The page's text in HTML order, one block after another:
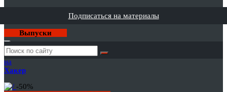
Подписаться на материалы
Выпуски
Годовая
подписка
на
Хакер
-50%